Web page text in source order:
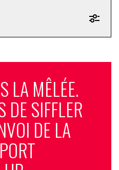
LA MÊLÉE.
DE SIFFLER
DE LA